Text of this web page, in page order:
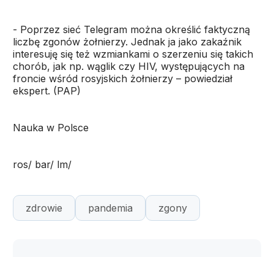
- Poprzez sieć Telegram można określić faktyczną
liczbę zgonów żołnierzy. Jednak ja jako zakaźnik
interesuję się też wzmiankami o szerzeniu się takich
chorób, jak np. wąglik czy HIV, występujących na
froncie wśród rosyjskich żołnierzy – powiedział
ekspert. (PAP)
Nauka w Polsce
ros/ bar/ lm/
zdrowie pandemia zgony